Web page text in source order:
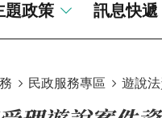
題政策 訊息快遞
民政服務專區 遊說